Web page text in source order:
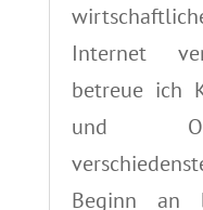
Internet
betreue ich
und
Beginn an